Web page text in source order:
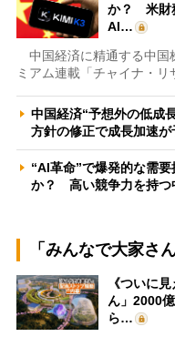
か？ 米財
AI…
中国経済に精通する中国
ミアム連載「チャイナ・リ
中国経済“予想外の低成
方針の修正で成長加速
“AI革命”で爆発的な需
か？ 高い競争力を持つ
「みんなで大家さ
《ついに
ん」2000
ら…